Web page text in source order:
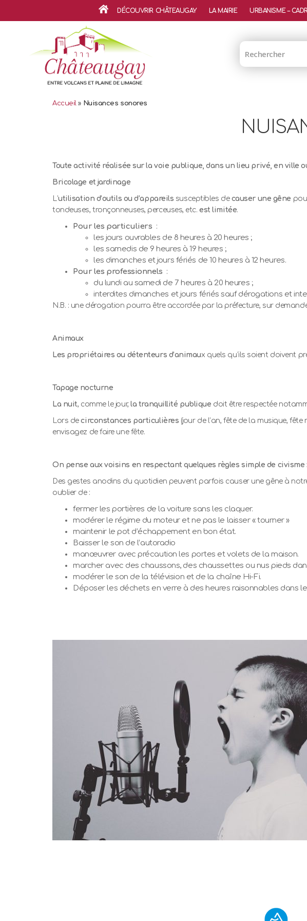
ACCUEIL
DÉCOUVRIR CHÂTEAUGAY LA MAIRIE URBANISME –
Accueil» Nuisances sonores
Toute activité réalisée sur la voie publique, dans un lieu privé, en ville
Bricolage et jardinage
L’utilisation d’outils ou d’appareils susceptibles de causer une gêne
tondeuses, tronçonneuses, perceuses, etc.est limitée.
Pour les particuliers :
les jours ouvrables de 8 heures à 20 heures ;
les samedis de 9 heures à 19 heures ;
les dimanches et jours fériés de 10 heures à 12 heures.
Pour les professionnels :
du lundi au samedi de 7 heures à 20 heures ;
interdites dimanches et jours fériés sauf dérogations et
N.B. : une dérogation pourra être accordée par la préfecture, sur
Animaux
Les propriétaires ou détenteurs d’animaux quels qu’ils soient doivent
Tapage nocturne
La nuit, comme le jour,la tranquillité publique doit être respectée
Lors decirconstances particulières (jour de l’an, fête de la musique,
envisagez de faire une fête.
On pense aux voisins en respectant quelques règles simple de civisme :
Des gestes anodins du quotidien peuvent parfois causer une gêne à
oublier de :
fermer les portières de la voiture sans les claquer.
modérer le régime du moteur et ne pas le laisser « tourner »
maintenir le pot d’échappement en bon état.
Baisser le son de l’autoradio
manœuvrer avec précaution les portes et volets de la maison.
marcher avec des chaussons, des chaussettes ou nus pieds
modérer le son de la télévision et de la chaîne Hi-Fi.
Déposer les déchets en verre à des heures raisonnables dans